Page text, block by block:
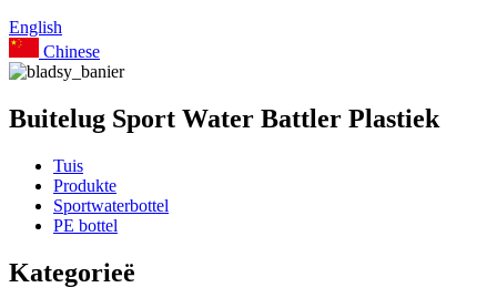
English
Chinese
Buitelug Sport Water Battler Plastiek
Tuis
Produkte
Sportwaterbottel
PE bottel
Kategorieë